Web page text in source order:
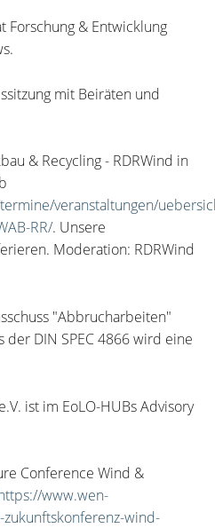
Forschung & Entwicklung
mit Beiräten und
& Recycling - RDRWind in
veranstaltungen/
RR/. Unsere
Moderation: RDRWind
"Abbrucharbeiten"
der DIN SPEC 4866 wird eine
ist im EoLO-HUBs Advisory
Conference Wind &
www.wen-
wind-